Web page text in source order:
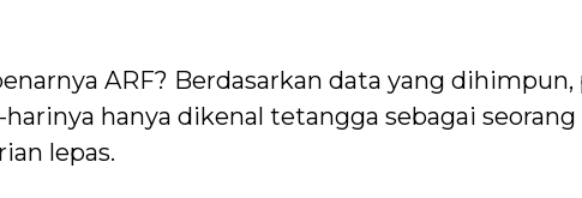
ARF? Berdasarkan data yang dihimpun,
hanya dikenal tetangga sebagai seorang
lepas.